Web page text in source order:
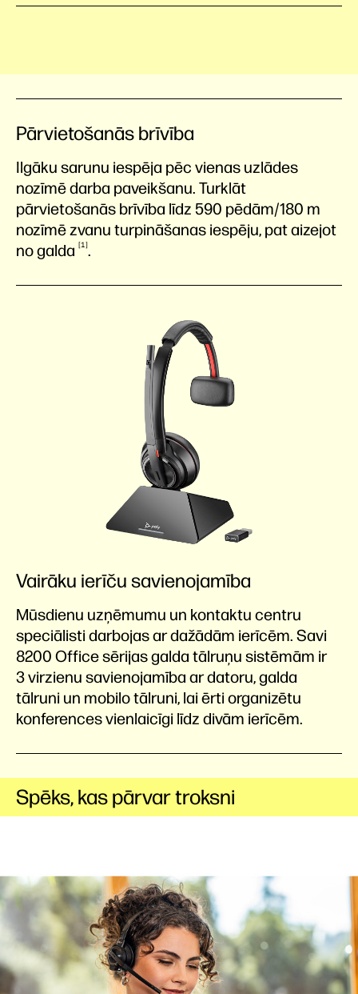
Pārvietošanās brīvība
Ilgāku sarunu iespēja pēc vienas uzlādes
nozīmē darba paveikšanu. Turklāt
pārvietošanās brīvība līdz 590 pēdām/180 m
nozīmē zvanu turpināšanas iespēju, pat aizejot
nogalda 1 .
Vairāku ierīču savienojamība
Mūsdienu uzņēmumu un kontaktu centru
speciālisti darbojas ar dažādām ierīcēm. Savi
8200 Office sērijas galda tālruņu sistēmām ir
3 virzienu savienojamība ar datoru, galda
tālruni un mobilo tālruni, lai ērti organizētu
konferences vienlaicīgi līdz divām ierīcēm.
Spēks, kas pārvar troksni